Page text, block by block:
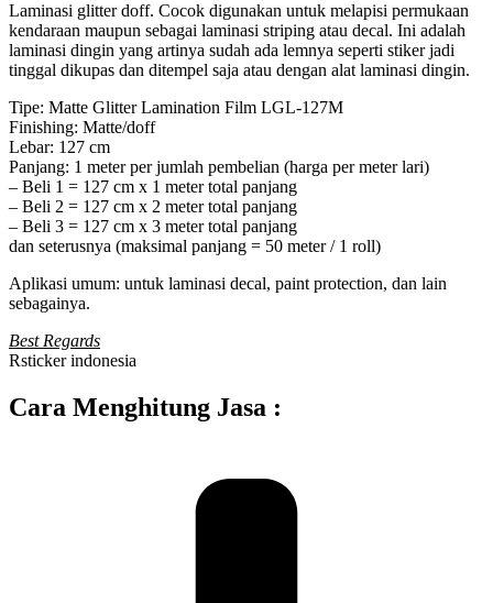
Laminasi glitter doff. Cocok digunakan untuk melapisi permukaan
kendaraan maupun sebagai laminasi striping atau decal. Ini adalah
laminasi dingin yang artinya sudah ada lemnya seperti stiker jadi
tinggal dikupas dan ditempel saja atau dengan alat laminasi dingin.
Tipe: Matte Glitter Lamination Film LGL-127M
Finishing: Matte/doff
Lebar: 127 cm
Panjang: 1 meter per jumlah pembelian (harga per meter lari)
– Beli 1 = 127 cm x 1 meter total panjang
– Beli 2 = 127 cm x 2 meter total panjang
– Beli 3 = 127 cm x 3 meter total panjang
dan seterusnya (maksimal panjang = 50 meter / 1 roll)
Aplikasi umum: untuk laminasi decal, paint protection, dan lain
sebagainya.
Best Regards
Rsticker indonesia
Cara Menghitung Jasa :